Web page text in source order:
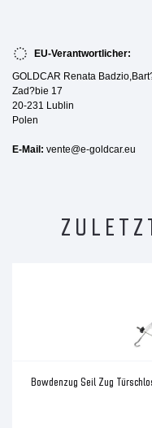
EU-Verantwortlicher:
GOLDCAR Renata
Zad?bie 17
20-231 Lublin
Polen
E-Mail: vente@e-goldcar.eu
Bowdenzug Seil Zug